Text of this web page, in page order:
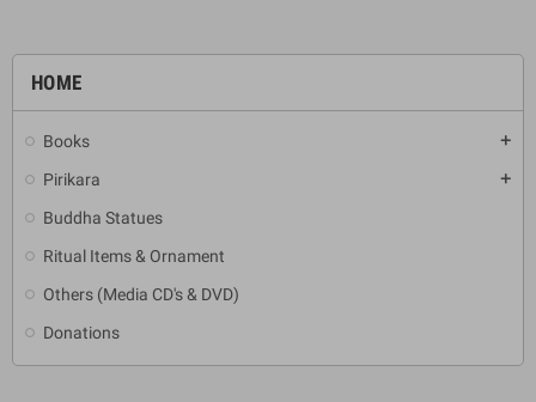
HOME
Books add
Pirikara add
Buddha Statues
Ritual Items & Ornament
Others (Media CD's & DVD)
Donations